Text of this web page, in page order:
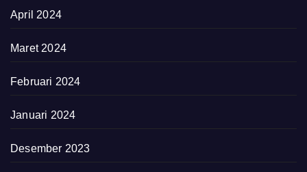
April 2024
Maret 2024
Februari 2024
Januari 2024
Desember 2023